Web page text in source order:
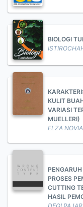
BIOLOGI
KULIT
VARIASI
MUELLERI)
ELZA
PROSES
CUTTING
HASIL